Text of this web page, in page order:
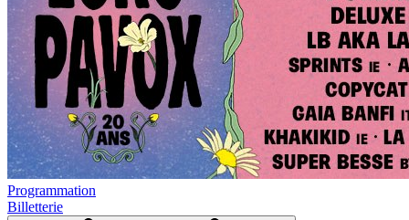
Programmation
Billetterie